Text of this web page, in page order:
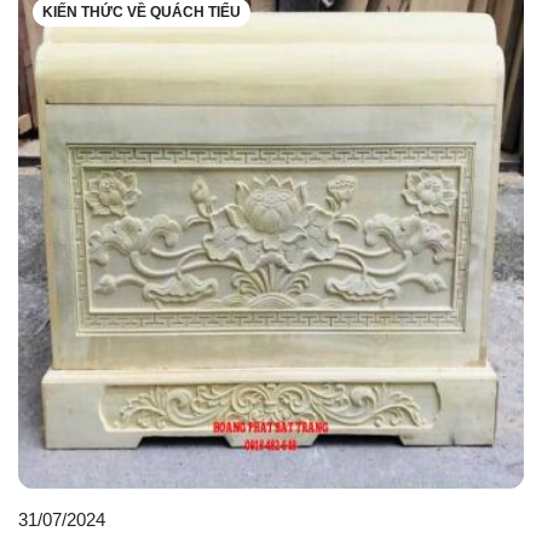
KIẾN THỨC VỀ QUÁCH TIỂU
31/07/2024